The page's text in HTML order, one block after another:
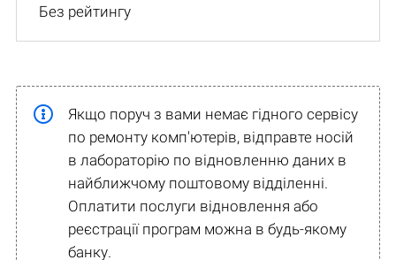
Без рейтингу
Якщо поруч з вами немає гідного сервісу
по ремонту комп'ютерів, відправте носій
в лабораторію по відновленню даних в
найближчому поштовому відділенні.
Оплатити послуги відновлення або
реєстрації програм можна в будь-якому
банку.